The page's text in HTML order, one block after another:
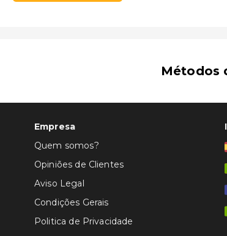
Métodos
Empresa
Quem somos?
Opiniões de Clientes
Aviso Legal
Condições Gerais
Politica de Privacidade